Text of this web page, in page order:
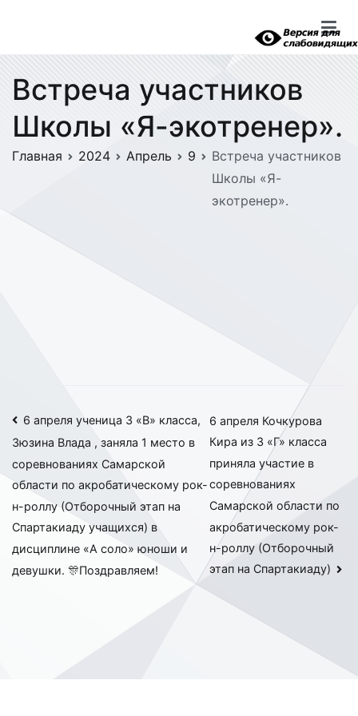
Встреча участников
Школы «Я-экотренер».
Главная 2024 Апрель 9
Встреча участников
Школы «Я-
экотренер».
Навигация
по
записям
6 апреля ученица 3 «В» класса,
Зюзина Влада , заняла 1 место в
соревнованиях Самарской
области по акробатическому рок-
н-роллу (Отборочный этап на
Спартакиаду учащихся) в
дисциплине «А соло» юноши и
девушки. 🎊Поздравляем!
6 апреля Кочкурова
Кира из 3 «Г» класса
приняла участие в
соревнованиях
Самарской области по
акробатическому рок-
н-роллу (Отборочный
этап на Спартакиаду)